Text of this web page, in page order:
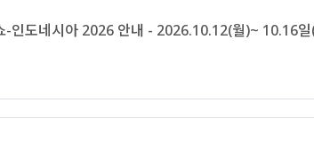
-인도네시아 2026 안내 - 2026.10.12(월)~ 10.16